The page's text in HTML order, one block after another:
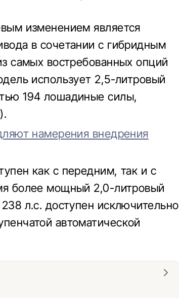
изменением является
в сочетании с гибридным
самых востребованных опций
использует 2,5-литровый
194 лошадиные силы,
намерения внедрения
как с передним, так и с
более мощный 2,0-литровый
л.с. доступен исключительно
автоматической